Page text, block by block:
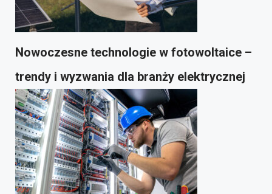
Nowoczesne technologie w fotowoltaice –
trendy i wyzwania dla branży elektrycznej